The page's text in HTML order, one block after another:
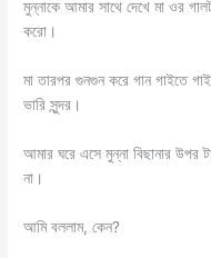
মুন্নাকে আমার সাথে দেখে মা ওর
করো।
মা তারপর গুনগুন করে গান গাইতে
ভারি সুন্দর।
আমার ঘরে এসে মুন্না বিছানার উপর
না।
আমি বললাম, কেন?